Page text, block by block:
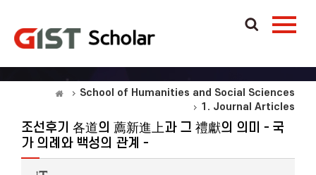
School of Humanities and Social Sciences
1. Journal Articles
조선후기 各道의 薦新進上과 그 禮獻의 의미－국
가 의례와 백성의 관계－